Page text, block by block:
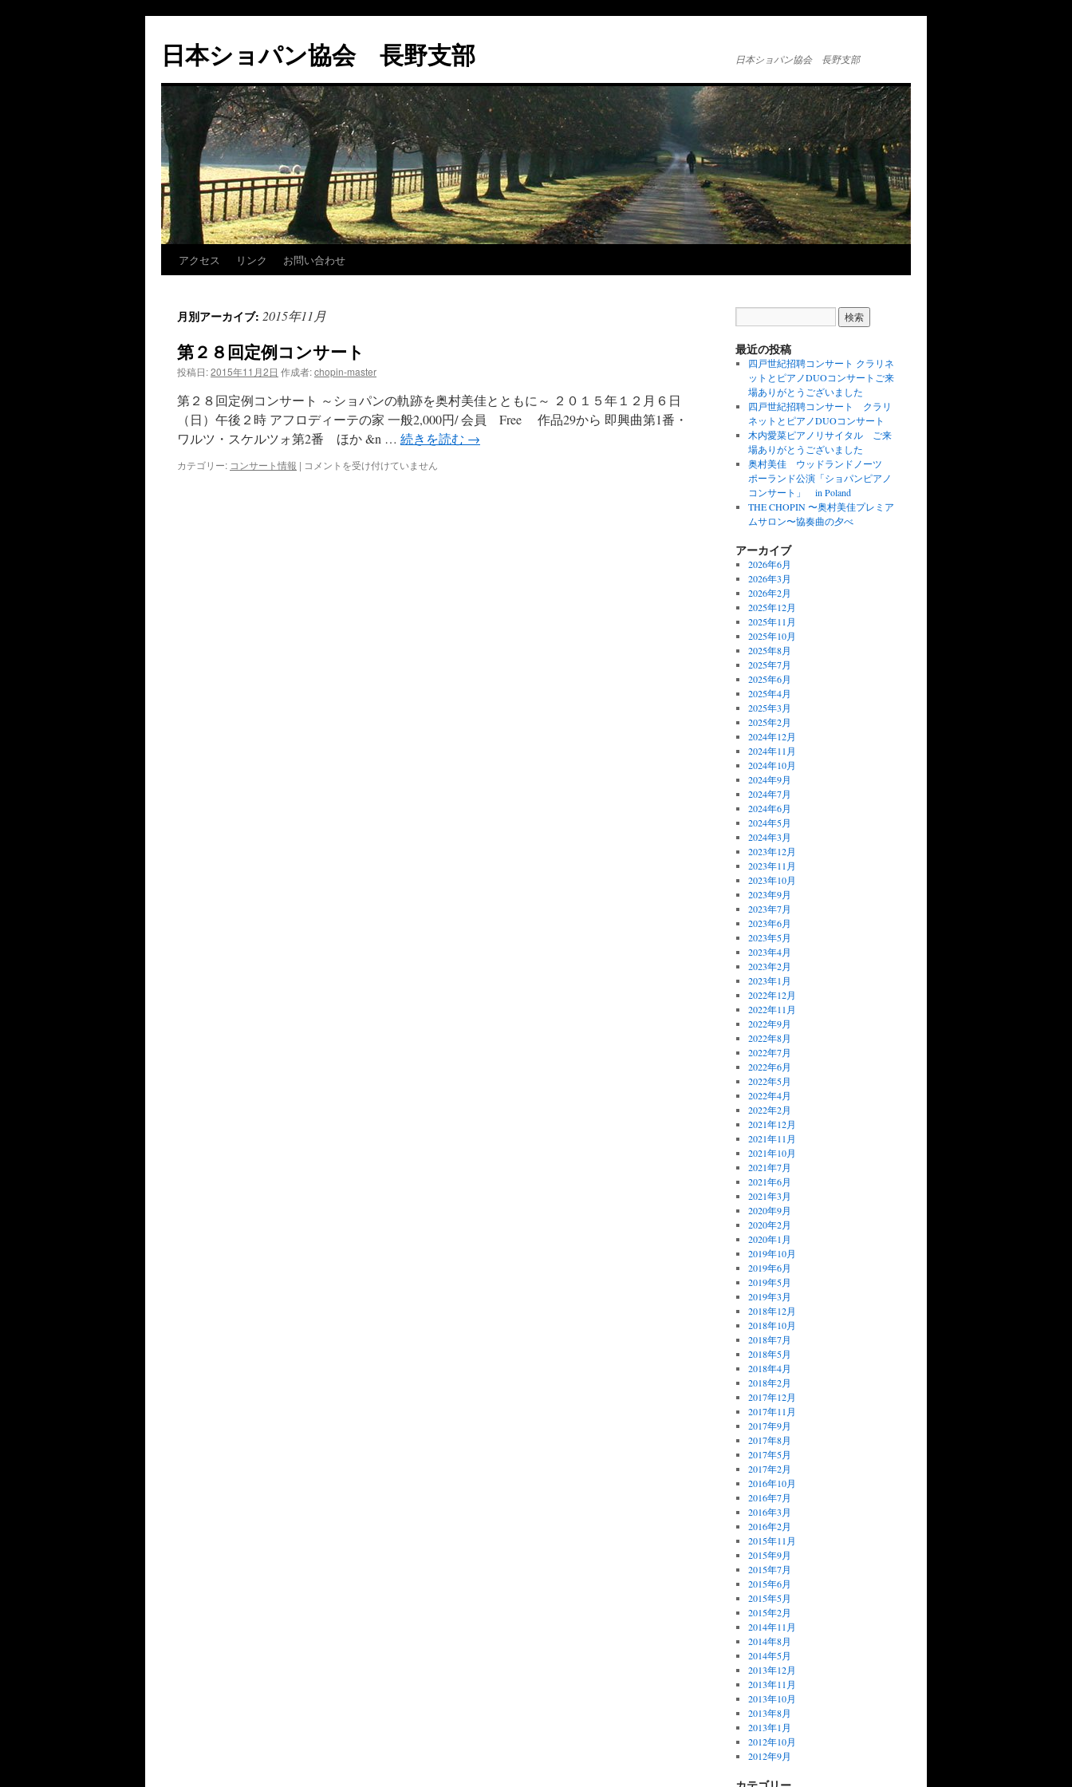
テ
ン
ス
キ
ッ
プ
日本ショパン協会 長野支部 日本ショパン協会 長野支部
アクセス リンク お問い合わせ
月別アーカイブ: 2015年11月
第２８回定例コンサート
投稿日:2015年11月2日 作成者:chopin-master
第２８回定例コンサート ～ショパンの軌跡を奥村美佳とともに～ ２０１５年１２月６日
（日）午後２時 アフロディーテの家 一般2,000円/ 会員 Free 作品29から 即興曲第1番・
ワルツ・スケルツォ第2番 ほか &n … 続きを読む →
カテゴリー: コンサート情報 | 第
コメントを受け付けていません
最近の投稿
四戸世紀招聘コンサート クラリネ
ットとピアノDUOコンサートご来
場ありがとうございました
四戸世紀招聘コンサート クラリ
ネットとピアノDUOコンサート
木内愛菜ピアノリサイタル ご来
場ありがとうございました
奥村美佳 ウッドランドノーツ
ポーランド公演「ショパンピアノ
コンサート」 in Poland
THE CHOPIN 〜奥村美佳プレミア
ムサロン〜協奏曲の夕べ
アーカイブ
2026年6月
2026年3月
2026年2月
2025年12月
2025年11月
2025年10月
2025年8月
2025年7月
2025年6月
2025年4月
2025年3月
2025年2月
2024年12月
2024年11月
2024年10月
2024年9月
2024年7月
2024年6月
2024年5月
2024年3月
2023年12月
2023年11月
2023年10月
2023年9月
2023年7月
2023年6月
2023年5月
2023年4月
2023年2月
2023年1月
2022年12月
2022年11月
2022年9月
2022年8月
2022年7月
2022年6月
2022年5月
2022年4月
2022年2月
2021年12月
2021年11月
2021年10月
2021年7月
2021年6月
2021年3月
2020年9月
2020年2月
2020年1月
2019年10月
2019年6月
2019年5月
2019年3月
2018年12月
2018年10月
2018年7月
2018年5月
2018年4月
2018年2月
2017年12月
2017年11月
2017年9月
2017年8月
2017年5月
2017年2月
2016年10月
2016年7月
2016年3月
2016年2月
2015年11月
2015年9月
2015年7月
2015年6月
2015年5月
2015年2月
2014年11月
2014年8月
2014年5月
2013年12月
2013年11月
2013年10月
2013年8月
2013年1月
2012年10月
2012年9月